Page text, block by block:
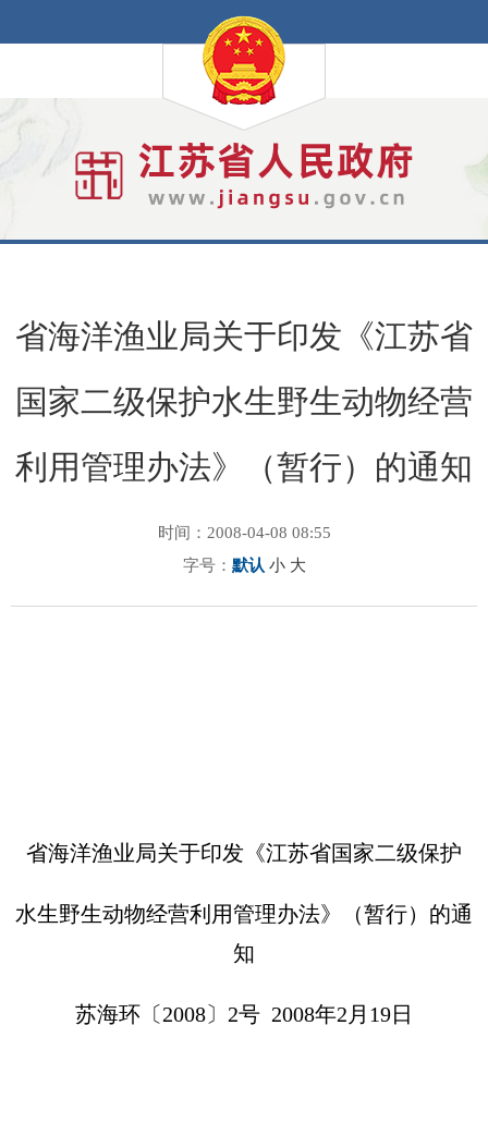
省海洋渔业局关于印发《江苏省
国家二级保护水生野生动物经营
利用管理办法》（暂行）的通知
时间：2008-04-08 08:55
字号： 默认 小 大
省海洋渔业局关于印发《江苏省国家二级保护
水生野生动物经营利用管理办法》（暂行）的通
知
苏海环〔2008〕2号 2008年2月19日